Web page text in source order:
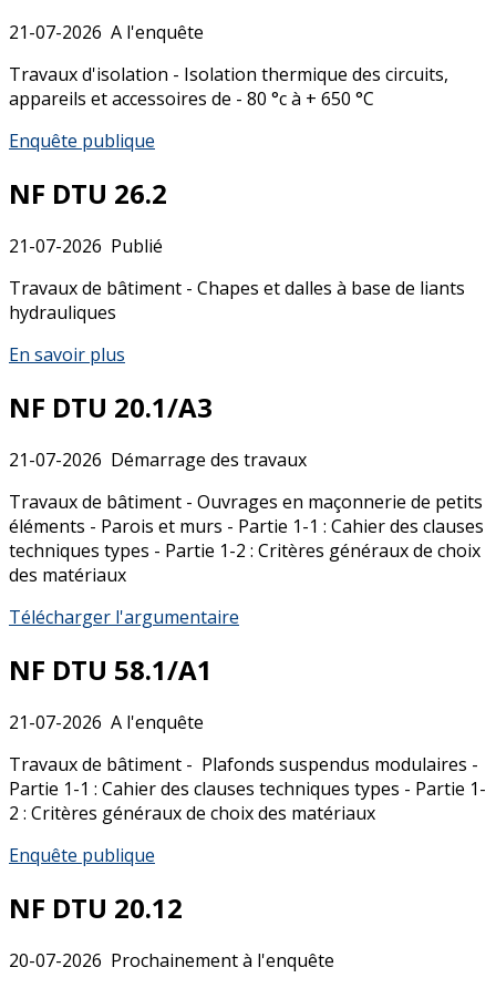
21-07-2026 A l'enquête
Travaux d'isolation - Isolation thermique des circuits,
appareils et accessoires de - 80 °c à + 650 °C
Enquête publique
NF DTU 26.2
21-07-2026 Publié
Travaux de bâtiment - Chapes et dalles à base de liants
hydrauliques
En savoir plus
NF DTU 20.1/A3
21-07-2026 Démarrage des travaux
Travaux de bâtiment - Ouvrages en maçonnerie de petits
éléments - Parois et murs - Partie 1-1 : Cahier des clauses
techniques types - Partie 1-2 : Critères généraux de choix
des matériaux
Télécharger l'argumentaire
NF DTU 58.1/A1
21-07-2026 A l'enquête
Travaux de bâtiment - Plafonds suspendus modulaires -
Partie 1-1 : Cahier des clauses techniques types - Partie 1-
2 : Critères généraux de choix des matériaux
Enquête publique
NF DTU 20.12
20-07-2026 Prochainement à l'enquête